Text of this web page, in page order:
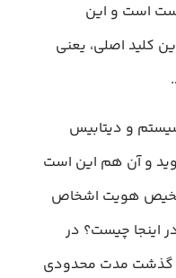
است و این
کلید اصلی، یعنی
و دیتابیس
و آن هم این است
هویت اشخاص
اینجا چیست؟ در
گذشت مدت محدودی